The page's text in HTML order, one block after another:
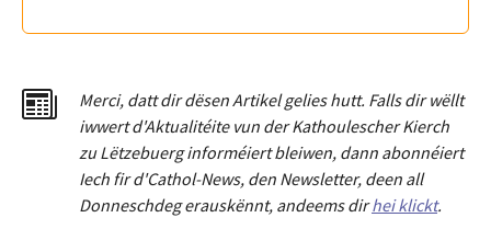
Merci, dattdir dësen Artikel gelies hutt. Falls dir wëllt
iwwert d'Aktualitéite vun der Kathoulescher Kierch
zu Lëtzebuerg informéiert bleiwen, dann abonnéiert
Iech fir d'Cathol-News, den Newsletter, deen all
Donneschdeg erauskënnt, andeems dirhei klickt.